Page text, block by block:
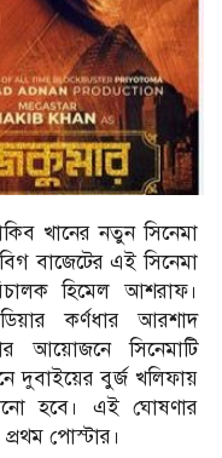
খানের নতুন সিনেমা
বাজেটের এই সিনেমা
হিমেল আশরাফ।
কর্ণধার আরশাদ
আয়োজনে সিনেমাটি
দুবাইয়ের বুর্জ খলিফায়
হবে। এই ঘোষণার
পোস্টার।